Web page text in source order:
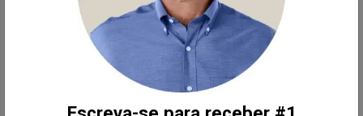
“Não temos um número exato agora, mas
cerca da metade do tratamento está
ocorrendo enquanto você está na câmara,
sendo exposto à pressão, ao oxigênio e
literalmente acumulando um excesso de